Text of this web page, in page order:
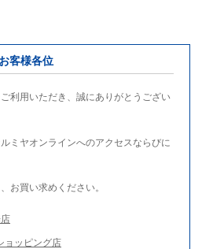
お客様各位
利用いただき、誠にありがとうござい
ミヤオンラインへのアクセスならびに
お買い求めください。
ョッピング店